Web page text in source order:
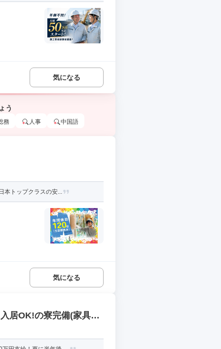
気になる
う
務 人事 中国語
本トップクラスの安...
気になる
居OK!の寮完備(家具家